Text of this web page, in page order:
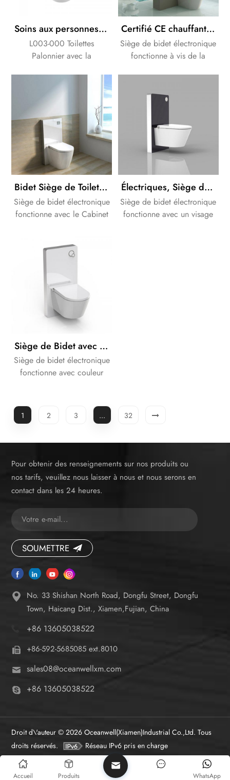
Soins aux personnes âgées Handicapées de matériel de Santé, Wc Électrique Palonnier
L003-000 Toilettes
Palonnier avec la
personnes Handicapées
standup facilement !
Certifié CE chauffants électriques, siège de toilette bidet salle de bains solutions à vis de la citerne
Siège de bidet électronique
fonctionne à vis de la
complète pour votre salle
de bains Design.
Bidet Siège de Toilette avec de la couleur blanche de Cabinet de la citerne
Siège de bidet électronique
fonctionne avec le Cabinet
complète pour votre salle
de bains Design.
Électriques, Siège de Bidet avec noir Cabinet de toilettes citerne
Siège de bidet électronique
fonctionne avec un visage
Siège de Bidet avec le blanc du Cabinet de chasse de la citerne
Siège de bidet électronique
fonctionne avec couleur
pouvons fournir une solution
complète pour votre salle
1 2 3 ... 32
Pour obtenir des renseignements sur nos produits ou
nos tarifs, veuillez nous laisser à nous et nous serons en
contact dans les 24 heures.
SOUMETTRE
No. 33 Shishan North Road, Dongfu Street, Dongfu
Town, Haicang Dist., Xiamen,Fujian, China
+86 13605038522
+86-592-5685085 ext.8010
sales08@oceanwellxm.com
+86 13605038522
Droit d\'auteur © 2026 Oceanwell(Xiamen)Industrial Co.,Ltd. Tous
droits réservés.
Réseau IPv6 pris en charge
Accueil Produits WhatsApp